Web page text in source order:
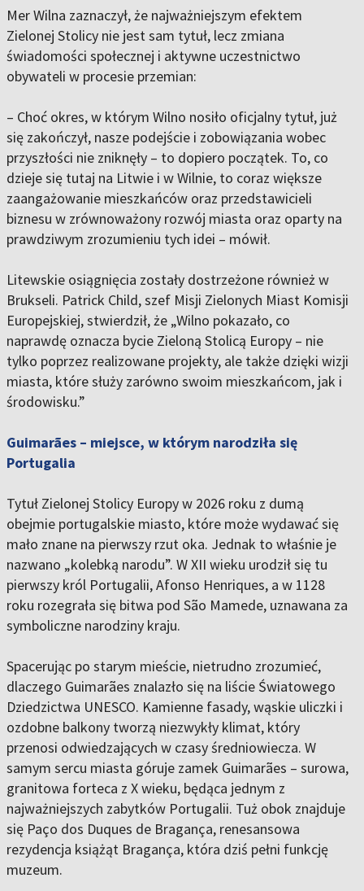
Mer Wilna zaznaczył, że najważniejszym efektem
Zielonej Stolicy nie jest sam tytuł, lecz zmiana
świadomości społecznej i aktywne uczestnictwo
obywateli w procesie przemian:
– Choć okres, w którym Wilno nosiło oficjalny tytuł, już
się zakończył, nasze podejście i zobowiązania wobec
przyszłości nie zniknęły – to dopiero początek. To, co
dzieje się tutaj na Litwie i w Wilnie, to coraz większe
zaangażowanie mieszkańców oraz przedstawicieli
biznesu w zrównoważony rozwój miasta oraz oparty na
prawdziwym zrozumieniu tych idei – mówił.
Litewskie osiągnięcia zostały dostrzeżone również w
Brukseli. Patrick Child, szef Misji Zielonych Miast Komisji
Europejskiej, stwierdził, że „Wilno pokazało, co
naprawdę oznacza bycie Zieloną Stolicą Europy – nie
tylko poprzez realizowane projekty, ale także dzięki wizji
miasta, które służy zarówno swoim mieszkańcom, jak i
środowisku.”
Guimarães – miejsce, w którym narodziła się
Portugalia
Tytuł Zielonej Stolicy Europy w 2026 roku z dumą
obejmie portugalskie miasto, które może wydawać się
mało znane na pierwszy rzut oka. Jednak to właśnie je
nazwano „kolebką narodu”. W XII wieku urodził się tu
pierwszy król Portugalii, Afonso Henriques, a w 1128
roku rozegrała się bitwa pod São Mamede, uznawana za
symboliczne narodziny kraju.
Spacerując po starym mieście, nietrudno zrozumieć,
dlaczego Guimarães znalazło się na liście Światowego
Dziedzictwa UNESCO. Kamienne fasady, wąskie uliczki i
ozdobne balkony tworzą niezwykły klimat, który
przenosi odwiedzających w czasy średniowiecza. W
samym sercu miasta góruje zamek Guimarães – surowa,
granitowa forteca z X wieku, będąca jednym z
najważniejszych zabytków Portugalii. Tuż obok znajduje
się Paço dos Duques de Bragança, renesansowa
rezydencja książąt Bragança, która dziś pełni funkcję
muzeum.